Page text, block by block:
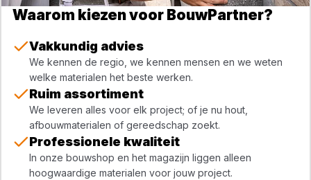
Waarom kiezen voor BouwPartner?
Vakkundig advies
We kennen de regio, we kennen mensen en we weten
welke materialen het beste werken.
Ruim assortiment
We leveren alles voor elk project; of je nu hout,
afbouwmaterialen of gereedschap zoekt.
Professionele kwaliteit
In onze bouwshop en het magazijn liggen alleen
hoogwaardige materialen voor jouw project.